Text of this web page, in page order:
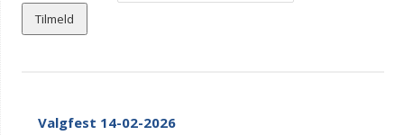
Valgfest 14-02-2026